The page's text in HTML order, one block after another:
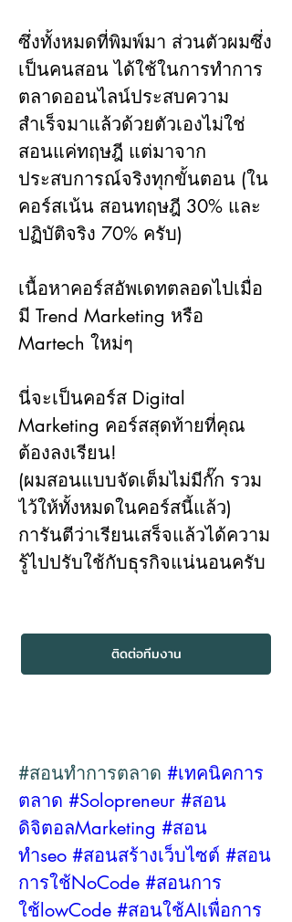
ซึ่งทั้งหมดที่พิมพ์มา ส่วนตัวผมซึ่ง
เป็นคนสอน ได้ใช้ในการทำการ
ตลาดออนไลน์ประสบความ
สำเร็จมาแล้วด้วยตัวเองไม่ใช่
สอนแค่ทฤษฎี แต่มาจาก
ประสบการณ์จริงทุกขั้นตอน (ใน
คอร์สเน้น สอนทฤษฎี 30% และ
ปฏิบัติจริง 70% ครับ)
เนื้อหาคอร์สอัพเดทตลอดไปเมื่อ
มี Trend Marketing หรือ
Martech ใหม่ๆ
นี่จะเป็นคอร์ส Digital
Marketing คอร์สสุดท้ายที่คุณ
ต้องลงเรียน!
(ผมสอนแบบจัดเต็มไม่มีกั๊ก รวม
ไว้ให้ทั้งหมดในคอร์สนี้แล้ว)
การันตีว่าเรียนเสร็จแล้วได้ความ
รู้ไปปรับใช้กับธุรกิจแน่นอนครับ
ติดต่อทีมงาน
#สอนทำการตลาด #เทคนิคการ
ตลาด #Solopreneur #สอน
ดิจิตอลMarketing #สอน
ทำseo #สอนสร้างเว็บไซต์ #สอน
การใช้NoCode #สอนการ
ใช้lowCode #สอนใช้AIเพื่อการ